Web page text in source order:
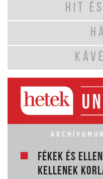
HIT
FÉKEK ÉS
KELLENEK